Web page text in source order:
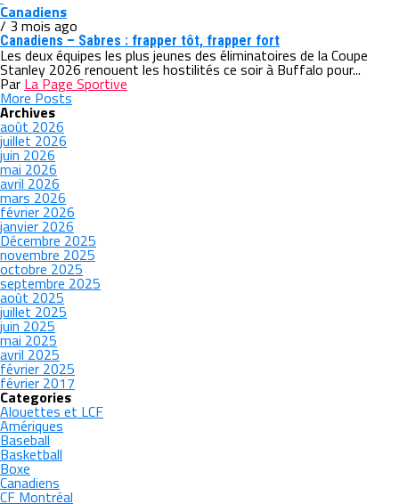
Canadiens
/ 3 mois ago
Canadiens – Sabres : frapper tôt, frapper fort
Les deux équipes les plus jeunes des éliminatoires de la Coupe
Stanley 2026 renouent les hostilités ce soir à Buffalo pour...
Par La Page Sportive
More Posts
Archives
août 2026
juillet 2026
juin 2026
mai 2026
avril 2026
mars 2026
février 2026
janvier 2026
Décembre 2025
novembre 2025
octobre 2025
septembre 2025
août 2025
juillet 2025
juin 2025
mai 2025
avril 2025
février 2025
février 2017
Categories
Alouettes et LCF
Amériques
Baseball
Basketball
Boxe
Canadiens
CF Montréal